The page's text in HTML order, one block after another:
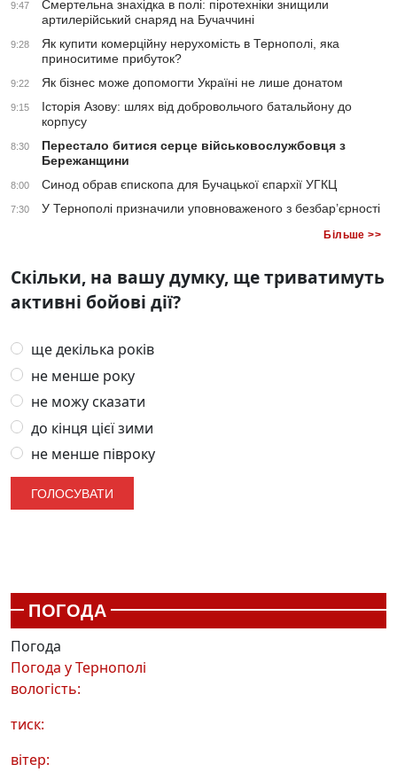
9:47
Смертельна знахідка в полі: піротехніки знищили
артилерійський снаряд на Бучаччині
9:28
Як купити комерційну нерухомість в Тернополі, яка
приноситиме прибуток?
9:22 Як бізнес може допомогти Україні не лише донатом
9:15
Історія Азову: шлях від добровольчого батальйону до
корпусу
8:30
Перестало битися серце військовослужбовця з
Бережанщини
8:00 Синод обрав єпископа для Бучацької єпархії УГКЦ
7:30 У Тернополі призначили уповноваженого з безбар’єрності
Більше >>
Скільки, на вашу думку, ще триватимуть
активні бойові дії?
ще декілька років
не менше року
не можу сказати
до кінця цієї зими
не менше півроку
ПОГОДА
Погода
Погода уТернополі
вологість:
тиск:
вітер: